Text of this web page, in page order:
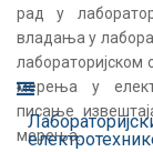
рад у
владања у
мерења у
писање
мерења.